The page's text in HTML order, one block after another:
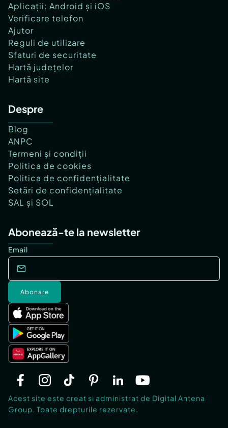
Aplicații: Android și iOS
Verificare telefon
Ajutor
Reguli de utilizare
Sfaturi de securitate
Hartă județelor
Hartă site
Despre
Blog
ANPC
Termeni și condiții
Politica de cookies
Politica de confidențialitate
Setări de confidențialitate
SAL și SOL
Abonează-te la newsletter
Email
Abonare
Acest site este creat si administrat de Digital Antena
Group. Toate drepturile rezervate.